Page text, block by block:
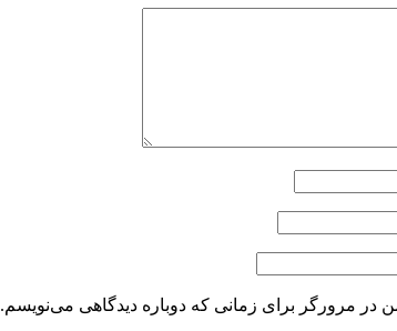
در مرورگر برای زمانی که دوباره دیدگاهی می‌نویسم.